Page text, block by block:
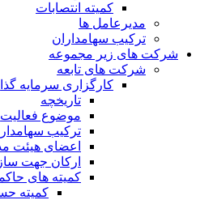
کمیته انتصابات
مدیرعامل ها
ترکیب سهامداران
شرکت های زیر مجموعه
شرکت های تابعه
کارگزاری سرمایه
تاریخچه
موضوع فعالیت
ترکیب
اعضای هیئت
ارکان جهت ساز
کمیته های
کمیته